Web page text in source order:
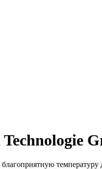
Technologie
температуру